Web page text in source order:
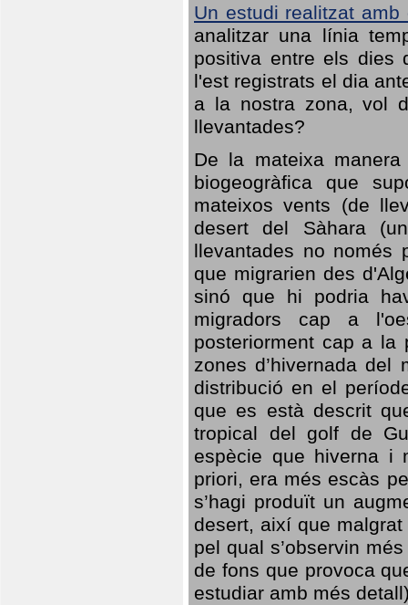
Un estudi realitzat amb
analitzar una línia
positiva entre els dies
l'est registrats el dia
a la nostra zona, vol
llevantades?
De la mateixa
biogeogràfica que
mateixos vents (de
desert del Sàhara
llevantades no només
que migrarien des
sinó que hi podria
migradors cap a
posteriorment cap a la
zones d’hivernada
distribució en el
que es està descrit
tropical del golf de
espècie que hiverna i
priori, era més escàs
s’hagi produït un
desert, així que
pel qual s’observin
de fons que provoca
estudiar amb més